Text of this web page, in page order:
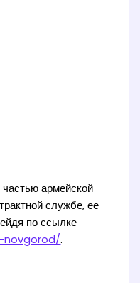
армейской
службе, ее
по ссылке
novgorod/.